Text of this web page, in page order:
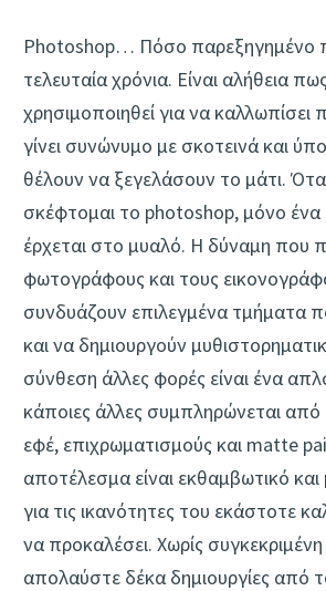
Photoshop… Πόσο παρεξηγημένο
τελευταία χρόνια. Είναι αλήθεια
χρησιμοποιηθεί για να καλλωπίσει
γίνει συνώνυμο με σκοτεινά και
θέλουν να ξεγελάσουν το μάτι.
σκέφτομαι το photoshop, μόνο
έρχεται στο μυαλό. Η δύναμη που
φωτογράφους και τους
συνδυάζουν επιλεγμένα τμήματα
και να δημιουργούν
σύνθεση άλλες φορές είναι ένα
κάποιες άλλες συμπληρώνεται
εφέ, επιχρωματισμούς και matte
αποτέλεσμα είναι εκθαμβωτικό
για τις ικανότητες του εκάστοτε
να προκαλέσει. Χωρίς συγκεκριμένη
απολαύστε δέκα δημιουργίες από